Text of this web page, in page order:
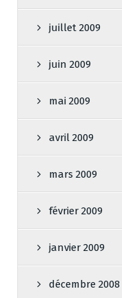
juillet 2009
juin 2009
mai 2009
avril 2009
mars 2009
février 2009
janvier 2009
décembre 2008